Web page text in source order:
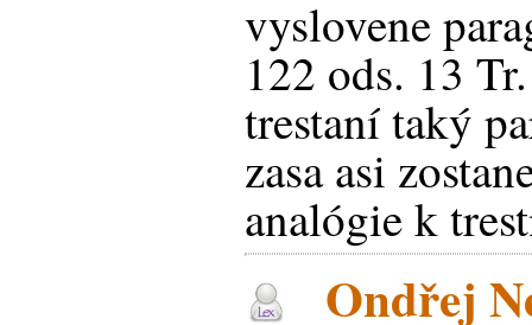
vyslovene
122 ods. 13
trestaní taký
zasa asi
analógie k
Ondřej